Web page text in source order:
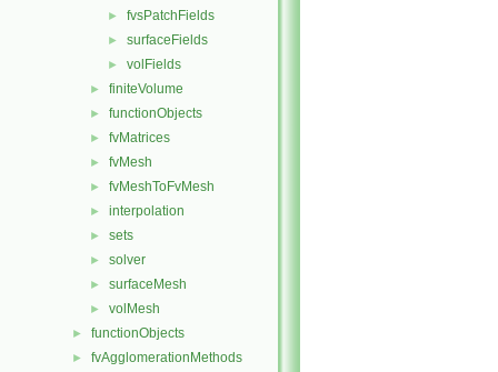
► fvsPatchFields
► surfaceFields
► volFields
► finiteVolume
► functionObjects
► fvMatrices
► fvMesh
► fvMeshToFvMesh
► interpolation
► sets
► solver
► surfaceMesh
► volMesh
► functionObjects
► fvAgglomerationMethods